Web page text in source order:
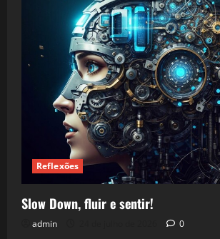
Reflexões
Slow Down, fluir e sentir!
admin 0